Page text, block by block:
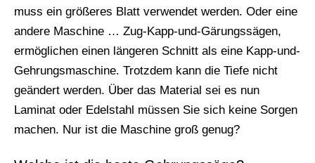
muss ein größeres Blatt verwendet werden. Oder eine
andere Maschine … Zug-Kapp-und-Gärungssägen,
ermöglichen einen längeren Schnitt als eine Kapp-und-
Gehrungsmaschine. Trotzdem kann die Tiefe nicht
geändert werden. Über das Material sei es nun
Laminat oder Edelstahl müssen Sie sich keine Sorgen
machen. Nur ist die Maschine groß genug?